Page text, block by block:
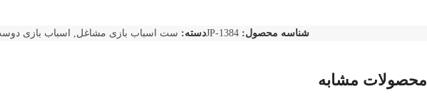
شناسه محصول: JP-1384دسته: ست اسباب بازی مشاغل اسباب بازی
محصولات مشابه